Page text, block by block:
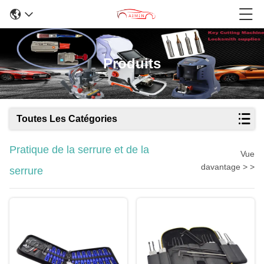
Produits
Toutes Les Catégories
Pratique de la serrure et de la
serrure
Vue
davantage > >